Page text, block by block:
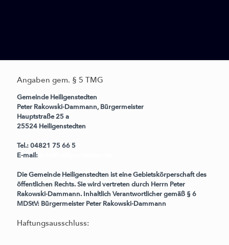
Angaben gem. § 5 TMG
Gemeinde Heiligenstedten
Peter Rakowski-Dammann, Bürgermeister
Hauptstraße 25 a
25524 Heiligenstedten
Tel.: 04821 75 66 5
E-mail:
Die Gemeinde Heiligenstedten ist eine Gebietskörperschaft des
öffentlichen Rechts. Sie wird vertreten durch Herrn Peter
Rakowski-Dammann. Inhaltlich Verantwortlicher gemäß § 6
MDStV: Bürgermeister Peter Rakowski-Dammann
Haftungsausschluss: